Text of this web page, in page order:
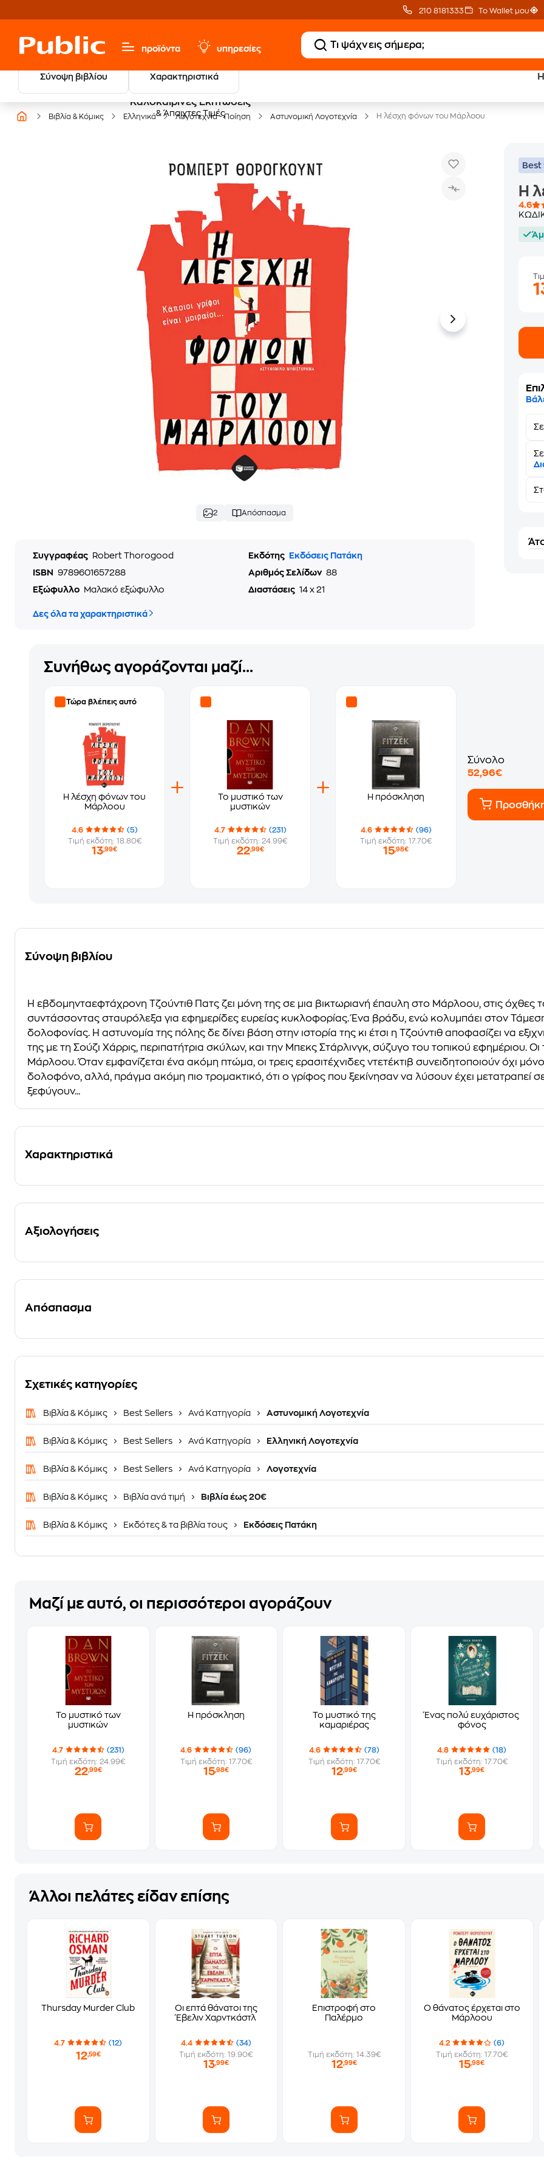
210 8181333 Το Wallet μου
προϊόντα υπηρεσίες
Σύνοψη βιβλίου Χαρακτηριστικά
Καλοκαιρινές Εκπτώσεις
& Άπαιχτες Τιμές
Δωρεάν
Βιβλία & Κόμικς Ελληνικά Λογοτεχνία - Ποίηση Αστυνομική Λογοτεχνία Η λέσχη φόνων του Μάρλοου
2 Απόσπασμα
Συγγραφέας Robert Thorogood Εκδότης
Εκδόσεις Πατάκη
ISBN
9789601657288 Αριθμός Σελίδων 88
Εξώφυλλο
Μαλακό εξώφυλλο Διαστάσεις 14 x 21
Δες όλα τα χαρακτηριστικά
Best
Η
4.6
Συνήθως αγοράζονται μαζί...
Τώρα βλέπεις αυτό
Η λέσχη φόνων του
Μάρλοου
4.6
(5)
Τιμή εκδότη: 18.80€
13,99€
Το μυστικό των
μυστικών
4.7
(231)
Τιμή εκδότη: 24.99€
22,99€
Η πρόσκληση
4.6
(96)
Τιμή εκδότη: 17.70€
15,98€
Σύνολο
52,96€
Σύνοψη βιβλίου
Η εβδομηνταεφτάχρονη Τζούντιθ Πατς ζει μόνη της σε μια βικτωριανή έπαυλη στο Μάρλοου, στις όχθες
συντάσσοντας σταυρόλεξα για εφημερίδες ευρείας κυκλοφορίας. Ένα βράδυ, ενώ κολυμπάει στον Τάμεση,
δολοφονίας. Η αστυνομία της πόλης δε δίνει βάση στην ιστορία της κι έτσι η Τζούντιθ αποφασίζει να
της με τη Σούζι Χάρρις, περιπατήτρια σκύλων, και την Μπεκς Στάρλινγκ, σύζυγο του τοπικού εφημέριου.
Μάρλοου. Όταν εμφανίζεται ένα ακόμη πτώμα, οι τρεις ερασιτέχνιδες ντετέκτιβ συνειδητοποιούν όχι
δολοφόνο, αλλά, πράγμα ακόμη πιο τρομακτικό, ότι ο γρίφος που ξεκίνησαν να λύσουν έχει μετατραπεί
ξεφύγουν...
Χαρακτηριστικά
Αξιολογήσεις
Απόσπασμα
Σχετικές κατηγορίες
Βιβλία & Κόμικς Best Sellers Ανά Κατηγορία Αστυνομική Λογοτεχνία
Βιβλία & Κόμικς Best Sellers Ανά Κατηγορία Ελληνική Λογοτεχνία
Βιβλία & Κόμικς Best Sellers Ανά Κατηγορία Λογοτεχνία
Βιβλία & Κόμικς Βιβλία ανά τιμή Βιβλία έως 20€
Βιβλία & Κόμικς Εκδότες & τα βιβλία τους Εκδόσεις Πατάκη
Μαζί με αυτό, οι περισσότεροι αγοράζουν
Το μυστικό των
μυστικών
4.7
(231)
Τιμή εκδότη: 24.99€
22,99€
Η πρόσκληση
4.6
(96)
Τιμή εκδότη: 17.70€
15,98€
Το μυστικό της
καμαριέρας
4.6
(78)
Τιμή εκδότη: 17.70€
12,99€
Ένας πολύ ευχάριστος
φόνος
4.8
(18)
Τιμή εκδότη: 17.70€
13,99€
Άλλοι πελάτες είδαν επίσης
Thursday Murder Club
4.7 (12)
12,59€
Οι επτά θάνατοι της
Έβελιν Χαρντκάστλ
4.4
(34)
Τιμή εκδότη: 19.90€
13,99€
Επιστροφή στο
Παλέρμο
Τιμή εκδότη: 14.39€
12,99€
Ο θάνατος έρχεται στο
Μάρλοου
4.2
(6)
Τιμή εκδότη: 17.70€
15,98€